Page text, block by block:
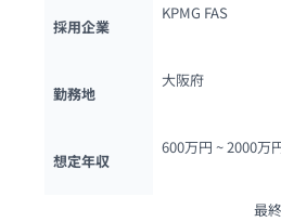
採用企業
KPMG FAS
勤務地
大阪府
想定年収
600万円 ~ 2000万
最